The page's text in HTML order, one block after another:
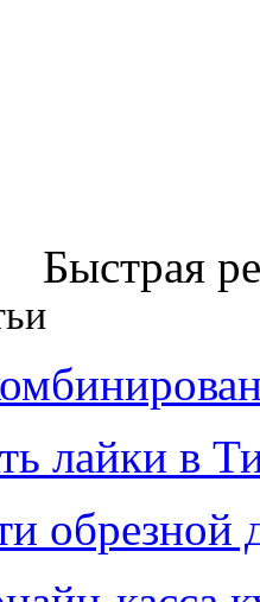
Быстрая
лайки в
обрезной